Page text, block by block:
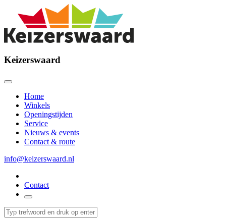
Keizerswaard
Home
Winkels
Openingstijden
Service
Nieuws & events
Contact & route
info@keizerswaard.nl
Contact